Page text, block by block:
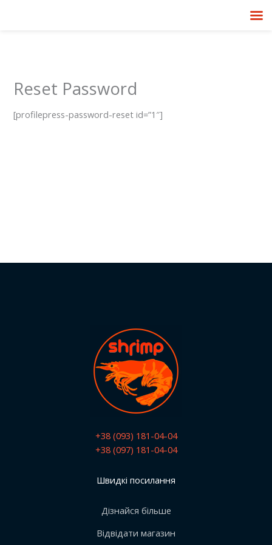
Reset Password
[profilepress-password-reset id=”1″]
+38 (093) 181-04-04
+38 (097) 181-04-04
Швидкі посилання
Дізнайся більше
Відвідати магазин